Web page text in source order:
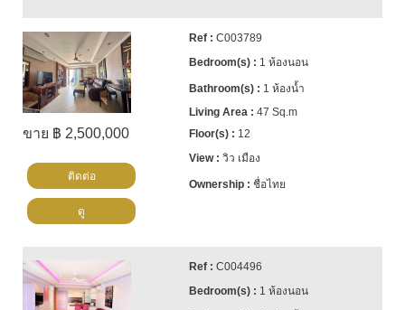
ขาย ฿ 2,500,000
C003789
1 ห้องนอน
1 ห้องน้ำ
47 Sq.m
12
วิว เมือง
ชื่อไทย
ติดต่อ
ดู
C004496
1 ห้องนอน